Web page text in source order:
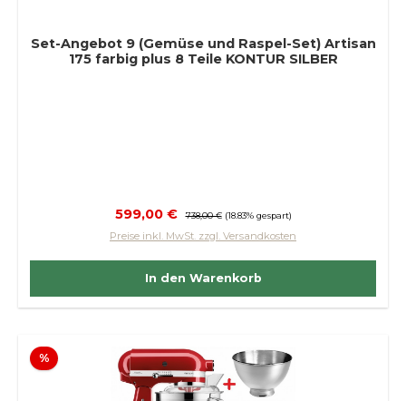
Set-Angebot 9 (Gemüse und Raspel-Set) Artisan
175 farbig plus 8 Teile KONTUR SILBER
Verkaufspreis:
599,00 € Regulärer Preis:
738,00 € (18.83% gespart)
Preise inkl. MwSt. zzgl. Versandkosten
In den Warenkorb
%Rabatt